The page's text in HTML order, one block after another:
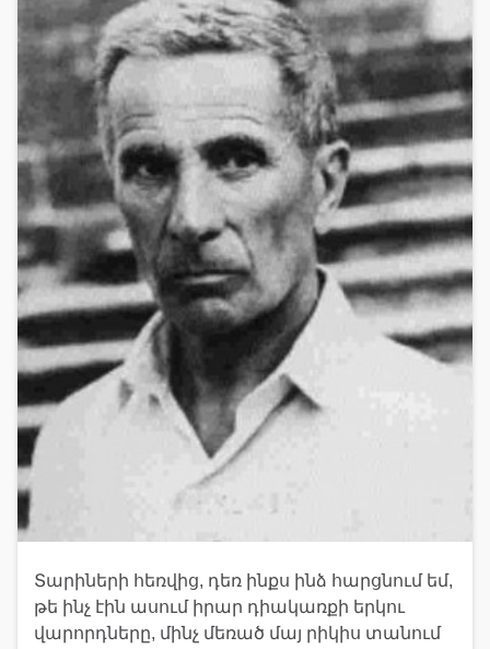
Տարիների հեռվից, դեռ ինքս ինձ հարցնում եմ,
թե ինչ էին ասում իրար դիակառքի երկու
վարորդները, մինչ մեռած մայ րիկիս տանում